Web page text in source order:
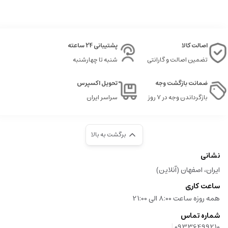
مرکبات، نت های سبز و تیز
۲.۳ .منظور از حس در عطر گرمی پاکورابان المپیا
احساس دلنشین و جسمی مورد نیاز را ایجاد می کنند.
نمونه های رایج عطر گرمی پاکورابان المپیا
عطرهای ادویه ای و شرقی: مثل عطرهای بر پایه تنباکو، زعفران، وود
عطرهای چوبی: چوب سدر، عود و چوب صندل
عطرهای مشک دار و عنبری
4
.نحوه استفاده و نگهداری از عطر گرمی پاکورابان المپیا
اصالت کالا
تضمین اصالت و گارانتی
پشتیبانی 24 ساعته
شنبه تا چهارشنبه
ضمانت بازگشت وجه
بازگرداندن وجه در ۷ روز
تحویل اکسپرس
سراسر ایران
برگشت به بالا
نشانی
ایران، اصفهان (آنلاین)
ساعت کاری
همه روزه ساعت 8:00 الی 21:00
شماره تماس